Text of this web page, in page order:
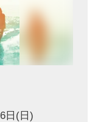
日(日)